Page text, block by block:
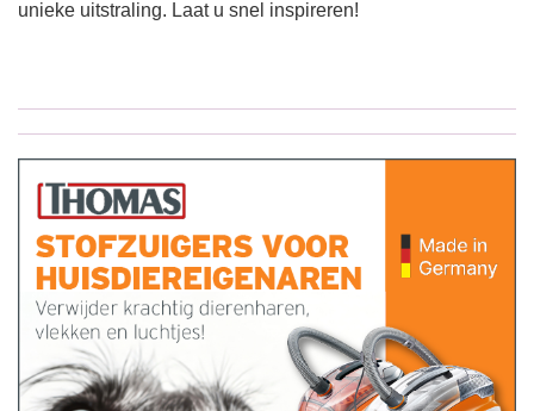
unieke uitstraling. Laat u snel inspireren!